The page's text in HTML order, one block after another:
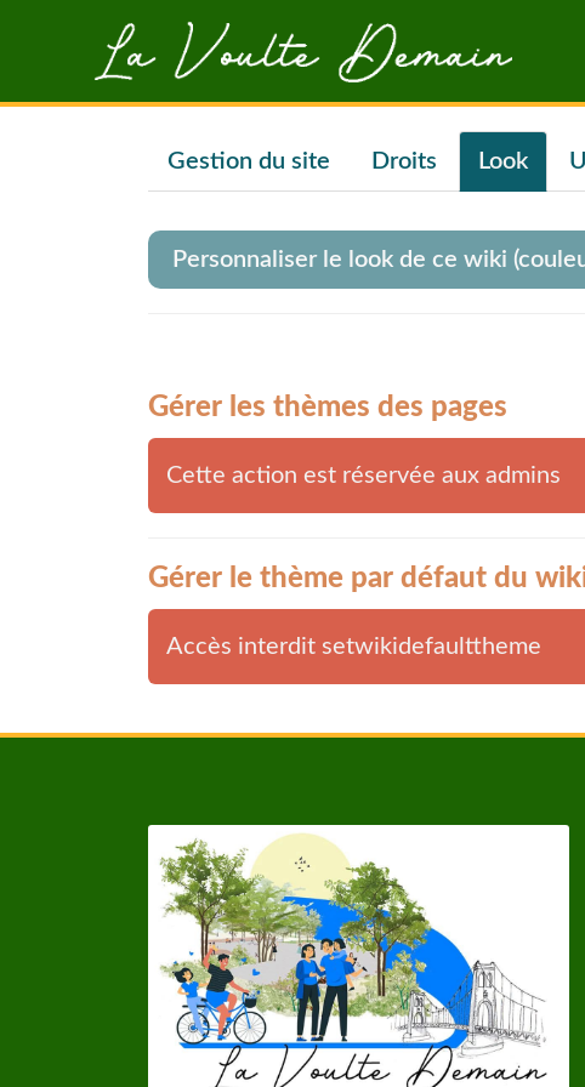
Aller au contenu principal
Gestion du site Droits Look
Personnaliser le look de ce wiki
Gérer les thèmes des pages
Cette action est réservée aux admins
Gérer le thème par défaut du
Accès interdit setwikidefaulttheme